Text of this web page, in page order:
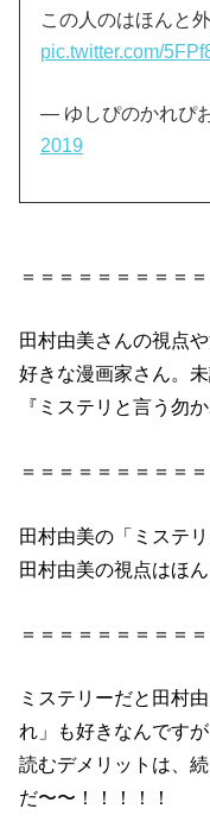
この人のはほんと
pic.twitter.com/
— ゆしぴのかれぴ
2019
＝＝＝＝＝＝＝＝＝
田村由美さんの視点
好きな漫画家さん。
『ミステリと言う勿か
＝＝＝＝＝＝＝＝＝
田村由美の「ミステリ
田村由美の視点はほ
＝＝＝＝＝＝＝＝＝
ミステリーだと田村
れ」も好きなんです
読むデメリットは、
だ〜〜！！！！！